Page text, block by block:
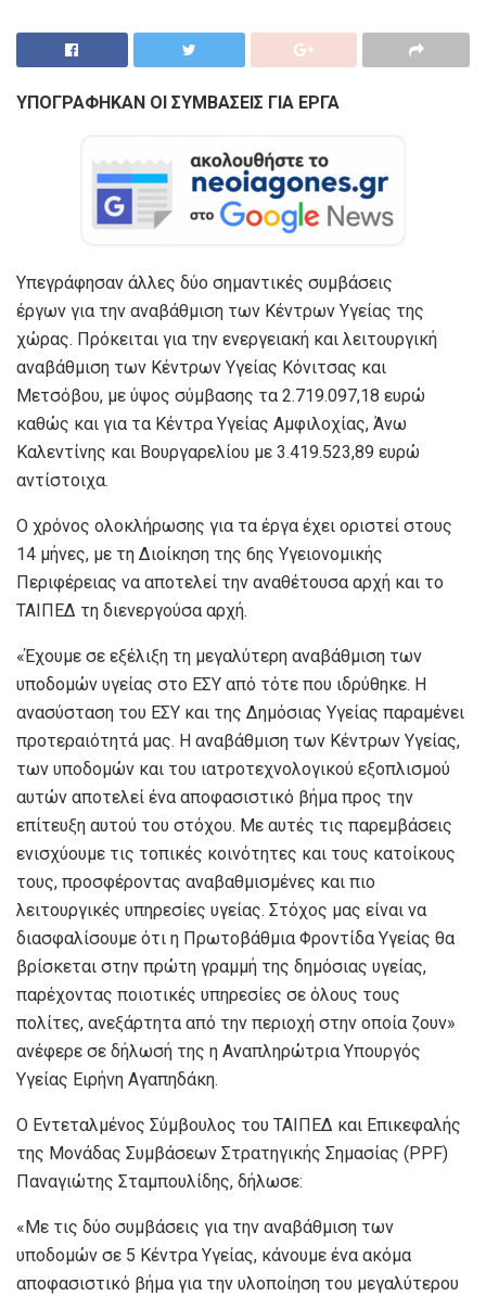
ΥΠΟΓΡΑΦΗΚΑΝ ΟΙ ΣΥΜΒΑΣΕΙΣ ΓΙΑ ΕΡΓΑ
Υπεγράφησαν άλλες δύο σημαντικές συμβάσεις
έργων για την αναβάθμιση των Κέντρων Υγείας της
χώρας. Πρόκειται για την ενεργειακή και λειτουργική
αναβάθμιση των Κέντρων Υγείας Κόνιτσας και
Μετσόβου, με ύψος σύμβασης τα 2.719.097,18 ευρώ
καθώς και για τα Κέντρα Υγείας Αμφιλοχίας, Άνω
Καλεντίνης και Βουργαρελίου με 3.419.523,89 ευρώ
αντίστοιχα.
Ο χρόνος ολοκλήρωσης για τα έργα έχει οριστεί στους
14 μήνες, με τη Διοίκηση της 6ης Υγειονομικής
Περιφέρειας να αποτελεί την αναθέτουσα αρχή και το
ΤΑΙΠΕΔ τη διενεργούσα αρχή.
«Έχουμε σε εξέλιξη τη μεγαλύτερη αναβάθμιση των
υποδομών υγείας στο ΕΣΥ από τότε που ιδρύθηκε. Η
ανασύσταση του ΕΣΥ και της Δημόσιας Υγείας παραμένει
προτεραιότητά μας. Η αναβάθμιση των Κέντρων Υγείας,
των υποδομών και του ιατροτεχνολογικού εξοπλισμού
αυτών αποτελεί ένα αποφασιστικό βήμα προς την
επίτευξη αυτού του στόχου. Με αυτές τις παρεμβάσεις
ενισχύουμε τις τοπικές κοινότητες και τους κατοίκους
τους, προσφέροντας αναβαθμισμένες και πιο
λειτουργικές υπηρεσίες υγείας. Στόχος μας είναι να
διασφαλίσουμε ότι η Πρωτοβάθμια Φροντίδα Υγείας θα
βρίσκεται στην πρώτη γραμμή της δημόσιας υγείας,
παρέχοντας ποιοτικές υπηρεσίες σε όλους τους
πολίτες, ανεξάρτητα από την περιοχή στην οποία ζουν»
ανέφερε σε δήλωσή της η Αναπληρώτρια Υπουργός
Υγείας Ειρήνη Αγαπηδάκη.
Ο Εντεταλμένος Σύμβουλος του ΤΑΙΠΕΔ και Επικεφαλής
της Μονάδας Συμβάσεων Στρατηγικής Σημασίας (PPF)
Παναγιώτης Σταμπουλίδης, δήλωσε:
«Με τις δύο συμβάσεις για την αναβάθμιση των
υποδομών σε 5 Κέντρα Υγείας, κάνουμε ένα ακόμα
αποφασιστικό βήμα για την υλοποίηση του μεγαλύτερου